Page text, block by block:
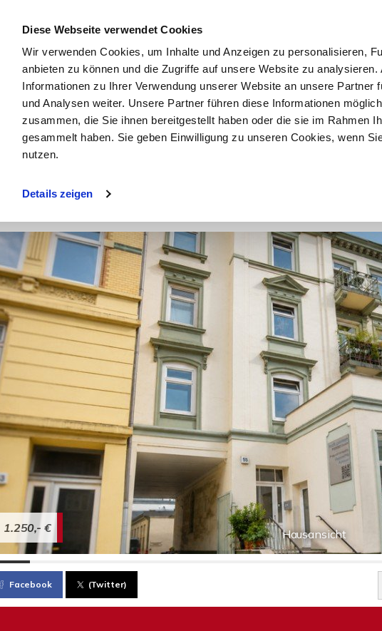
Diese Webseite verwendet Cookies
Wir verwenden Cookies, um Inhalte und Anzeigen zu personalisieren,
anbieten zu können und die Zugriffe auf unsere Website zu analysieren.
Informationen zu Ihrer Verwendung unserer Website an unsere Partner
und Analysen weiter. Unsere Partner führen diese Informationen
zusammen, die Sie ihnen bereitgestellt haben oder die sie im Rahmen
gesammelt haben. Sie geben Einwilligung zu unseren Cookies, wenn
nutzen.
Details zeigen
START ÜBER F&K
2 3 4 5 6
Helle 3,5-Zimmer-Wohnung mit
Hausansicht
1.250,- €
Facebook (Twitter)